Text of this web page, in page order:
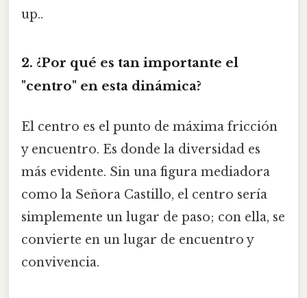
up..
2. ¿Por qué es tan importante el
"centro" en esta dinámica?
El centro es el punto de máxima fricción
y encuentro. Es donde la diversidad es
más evidente. Sin una figura mediadora
como la Señora Castillo, el centro sería
simplemente un lugar de paso; con ella, se
convierte en un lugar de encuentro y
convivencia.